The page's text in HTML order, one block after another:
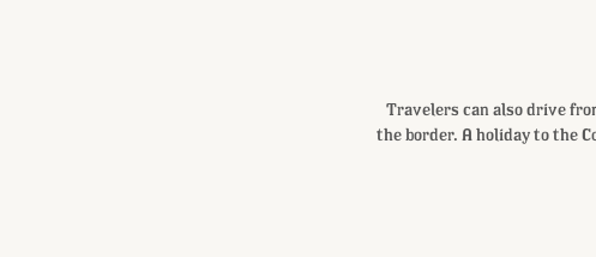
Travelers can also drive
the border. A holiday to the